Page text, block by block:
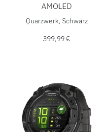
AMOLED
Garmin Instinct® 3 – 45
Quarzwerk, Schwarz
399,99 €